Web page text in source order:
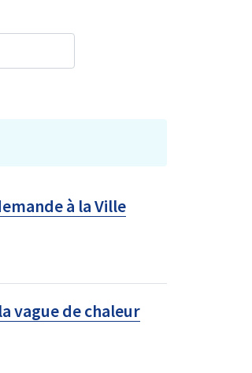
à la Ville
vague de chaleur